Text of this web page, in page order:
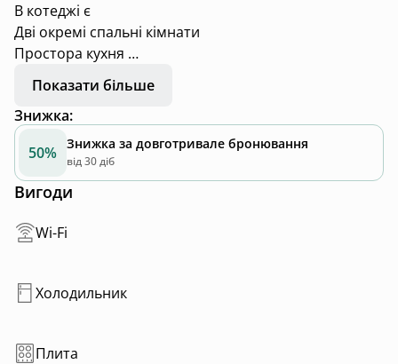
В котеджі є
Дві окремі спальні кімнати
Простора кухня
Гостьова кімната
Великий санвузол з душем та ванною Велика
прихожа
В котеджі є весь необхідний посуд, постільна
білизна та рушники.
Також є посудомийна та пральна машина.
Є камін який обігріває весь котедж.
Є інвертор який забезпечує в будинку безперебійно
світло, воду та інтернет.
Мангал
Місце для паркування автомобіля Зарядка
Котедж розташований один на просторій ділянці.
Показати більше
Знижка:
50% Знижка за довготривале бронювання
від 30 діб
Вигоди
Wi-Fi
Холодильник
Плита